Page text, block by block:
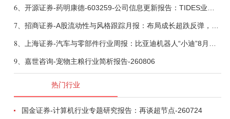
6、
7、
8、
9、 嘉世咨询-宠物主粮行业简析报告-260806
热门行业
国金证券-计算机行业专题研究报告：再谈超节点-260724